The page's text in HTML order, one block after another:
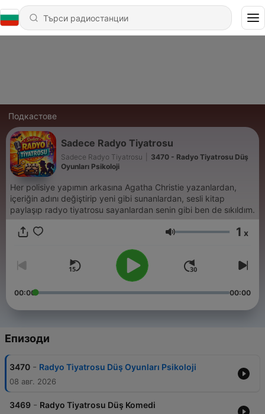
Подкастове
Sadece Radyo Tiyatrosu
Sadece Radyo Tiyatrosu
3470 - Radyo Tiyatrosu Düş
Oyunları Psikoloji
Her polisiye yapımın arkasına Agatha Christie yazanlardan,
içeriğin adını değiştirip yeni gibi sunanlardan, sesli kitap
paylaşıp radyo tiyatrosu sayanlardan senin gibi ben de sıkıldım.
Сила на звука
1 x
00:00 00:00
Епизоди
3470 - Radyo Tiyatrosu Düş Oyunları Psikoloji
08 авг. 2026
3469 - Radyo Tiyatrosu Düş Komedi